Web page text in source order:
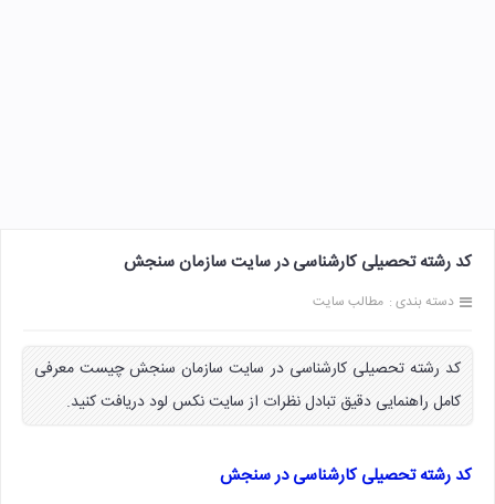
کد رشته تحصیلی کارشناسی در سایت سازمان سنجش
دسته بندی : مطالب سایت
کد رشته تحصیلی کارشناسی در سایت سازمان سنجش چیست معرفی
کامل راهنمایی دقیق تبادل نظرات از سایت نکس لود دریافت کنید.
کد رشته تحصیلی کارشناسی در سنجش